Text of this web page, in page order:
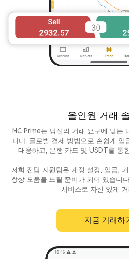
올인원 거래
MC Prime는 당신의 거래 요구에 맞는
니다. 글로벌 결제 방법으로 손쉽게 입
대응하고, 은행 카드 및 USDT를 통
저희 전담 지원팀은 계정 설정, 입금,
항상 도움을 드릴 준비가 되어 있습니
서비스로 자신 있게 거
지금 거래하